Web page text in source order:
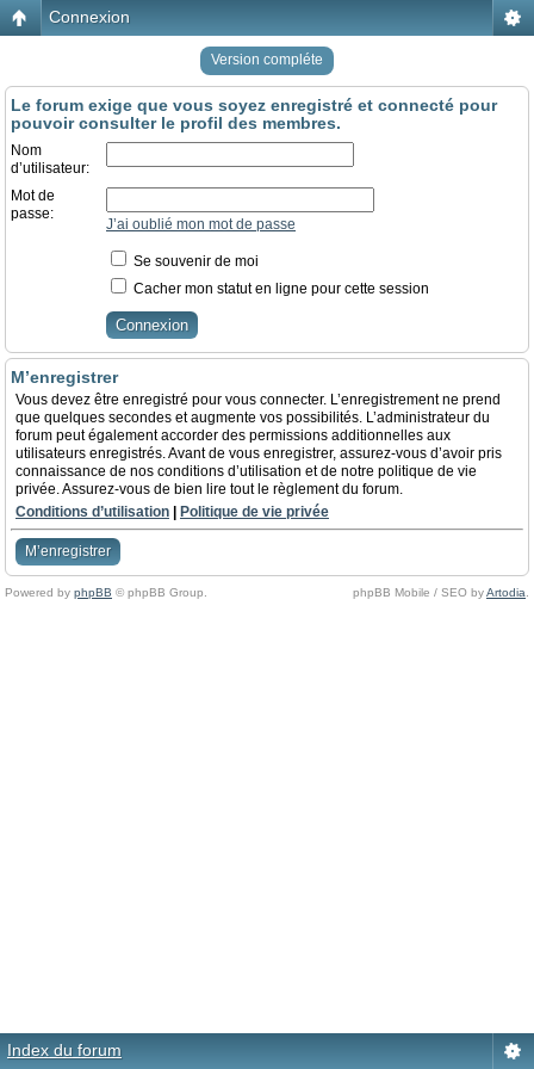
Connexion
Version compléte
Le forum exige que vous soyez enregistré et connecté pour
pouvoir consulter le profil des membres.
Nom
d’utilisateur:
Mot de
passe:
J’ai oublié mon mot de passe
Se souvenir de moi
Cacher mon statut en ligne pour cette session
M’enregistrer
Vous devez être enregistré pour vous connecter. L’enregistrement ne prend
que quelques secondes et augmente vos possibilités. L’administrateur du
forum peut également accorder des permissions additionnelles aux
utilisateurs enregistrés. Avant de vous enregistrer, assurez-vous d’avoir pris
connaissance de nos conditions d’utilisation et de notre politique de vie
privée. Assurez-vous de bien lire tout le règlement du forum.
Conditions d’utilisation
Politique de vie privée
M’enregistrer
Powered by phpBB © phpBB Group. phpBB Mobile / SEO byArtodia
Index du forum